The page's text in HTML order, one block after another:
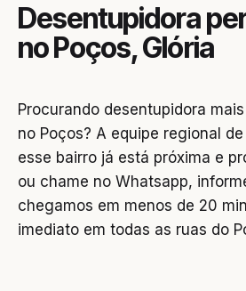
Desentupidora
no Poços, Glória
Procurando desentupidora
no Poços? A equipe regional
esse bairro já está próxima e
ou chame no Whatsapp,
chegamos em menos de 20
imediato em todas as ruas do